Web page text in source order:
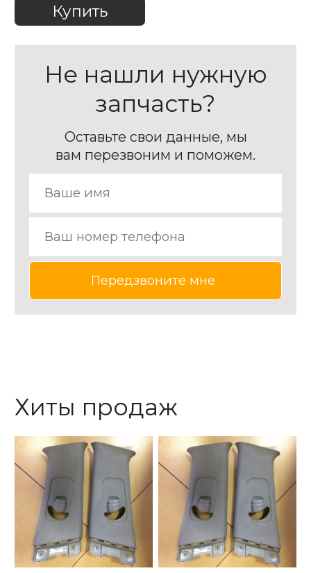
Купить
Не нашли нужную
запчасть?
Оставьте свои данные, мы
вам перезвоним и поможем.
Хиты продаж